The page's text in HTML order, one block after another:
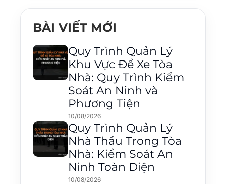
BÀI VIẾT MỚI
Quy Trình Quản Lý
Khu Vực Để Xe Tòa
Nhà: Quy Trình Kiểm
Soát An Ninh và
Phương Tiện
10/08/2026
Quy Trình Quản Lý
Nhà Thầu Trong Tòa
Nhà: Kiểm Soát An
Ninh Toàn Diện
10/08/2026